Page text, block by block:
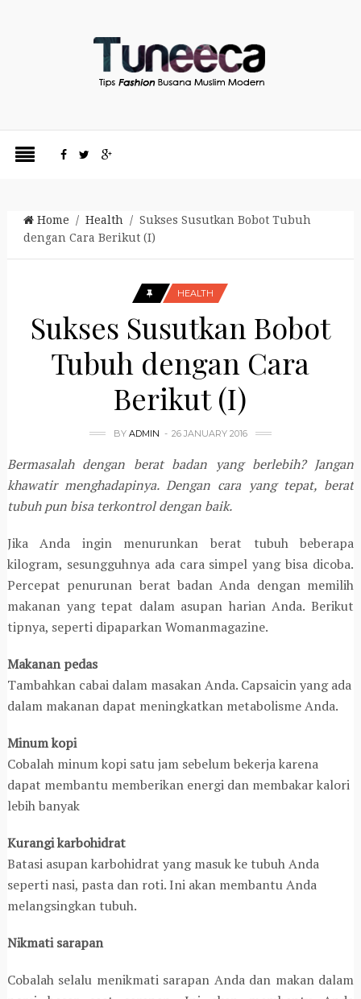
Home / Health / Sukses Susutkan Bobot Tubuh
dengan Cara Berikut (I)
HEALTH
Sukses Susutkan Bobot
Tubuh dengan Cara
Berikut (I)
BY ADMIN 26 JANUARY 2016
Bermasalah dengan berat badan yang berlebih? Jangan
khawatir menghadapinya. Dengan cara yang tepat, berat
tubuh pun bisa terkontrol dengan baik.
Jika Anda ingin menurunkan berat tubuh beberapa
kilogram, sesungguhnya ada cara simpel yang bisa dicoba.
Percepat penurunan berat badan Anda dengan memilih
makanan yang tepat dalam asupan harian Anda. Berikut
tipnya, seperti dipaparkan Womanmagazine.
Makanan pedas
Tambahkan cabai dalam masakan Anda. Capsaicin yang ada
dalam makanan dapat meningkatkan metabolisme Anda.
Minum kopi
Cobalah minum kopi satu jam sebelum bekerja karena
dapat membantu memberikan energi dan membakar kalori
lebih banyak
Kurangi karbohidrat
Batasi asupan karbohidrat yang masuk ke tubuh Anda
seperti nasi, pasta dan roti. Ini akan membantu Anda
melangsingkan tubuh.
Nikmati sarapan
Cobalah selalu menikmati sarapan Anda dan makan dalam